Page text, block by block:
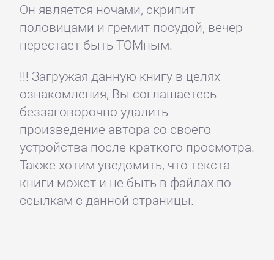
Он является ночами, скрипит
половицами и гремит посудой, вечер
перестает быть ТОМным.
!!! Загружая данную книгу в целях
ознакомления, Вы соглашаетесь
беззаговорочно удалить
произведение автора со своего
устройства после краткого просмотра.
Также хотим уведомить, что текста
книги может и не быть в файлах по
ссылкам с данной страницы.